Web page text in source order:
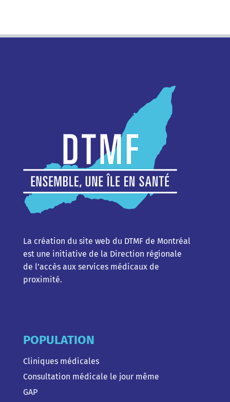
La création du site web du DTMF de Montréal
est une initiative de la Direction régionale
de l’accès aux services médicaux de
proximité.
POPULATION
Cliniques médicales
Consultation médicale le jour même
GAP